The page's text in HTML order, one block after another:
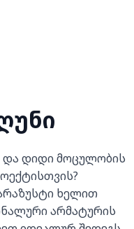
და დიდი მოცულობის
ხელით
არმატურის